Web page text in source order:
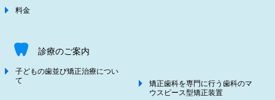
料金
診療のご案内
子どもの歯並び矯正治療につい
て
矯正歯科を専門に行う歯科のマ
ウスピース型矯正装置